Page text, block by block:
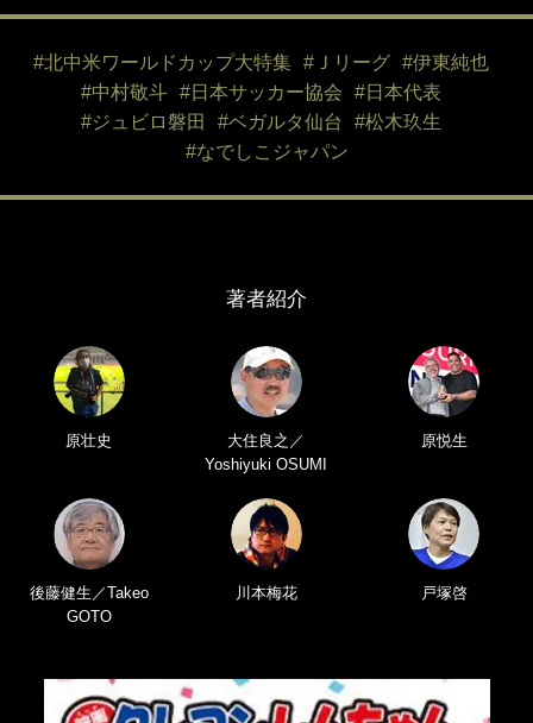
#北中米ワールドカップ大特集 #Ｊリーグ
#伊東純也
#中村敬斗
#日本サッカー協会
#日本代表
#ジュビロ磐田
#ベガルタ仙台
#松木玖生
#なでしこジャパン
著者紹介
原壮史
大住良之／
Yoshiyuki OSUMI
原悦生
後藤健生／Takeo
GOTO
川本梅花 戸塚啓